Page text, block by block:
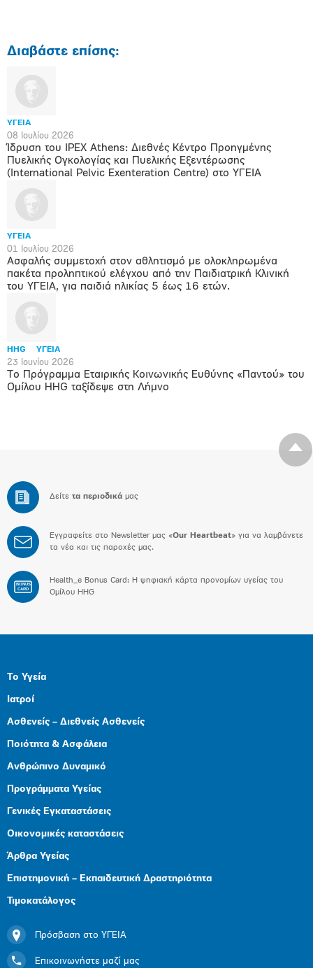
Διαβάστε επίσης:
ΥΓΕΙΑ
08 Ιουλίου 2026
Ίδρυση του IPEX Athens: Διεθνές Κέντρο Προηγμένης
Πυελικής Ογκολογίας και Πυελικής Εξεντέρωσης
(International Pelvic Exenteration Centre) στο ΥΓΕΙΑ
ΥΓΕΙΑ
01 Ιουλίου 2026
Ασφαλής συμμετοχή στον αθλητισμό με ολοκληρωμένα
πακέτα προληπτικού ελέγχου από την Παιδιατρική Κλινική
του ΥΓΕΙΑ, για παιδιά ηλικίας 5 έως 16 ετών.
HHG ΥΓΕΙΑ
23 Ιουνίου 2026
Το Πρόγραμμα Εταιρικής Κοινωνικής Ευθύνης «Παντού» του
Ομίλου HHG ταξίδεψε στη Λήμνο
Δείτε τα περιοδικά μας
Εγγραφείτε στο Newsletter μας «Our Heartbeat» για να λαμβάνετε
τα νέα και τις παροχές μας.
BONUS
CARD
Health_e Bonus Card: H ψηφιακή κάρτα προνομίων υγείας του
Ομίλου HHG
Το Υγεία
Ιατροί
Ασθενείς – Διεθνείς Ασθενείς
Ποιότητα & Ασφάλεια
Ανθρώπινο Δυναμικό
Προγράμματα Υγείας
Γενικές Εγκαταστάσεις
Οικονομικές καταστάσεις
Άρθρα Υγείας
Επιστημονική – Εκπαιδευτική Δραστηριότητα
Τιμοκατάλογος
Πρόσβαση στο ΥΓΕΙΑ
Επικοινωνήστε μαζί μας